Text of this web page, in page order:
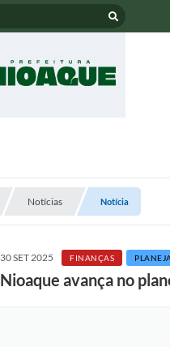
Notícias Notícia
30 SET 2025 FINANÇAS
Nioaque avança no